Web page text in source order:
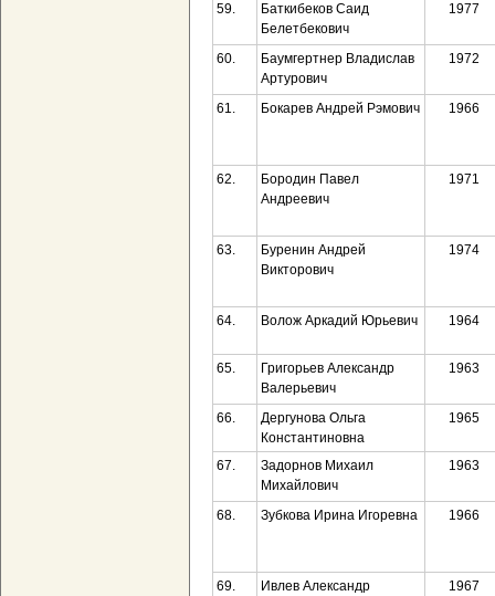
59.
Баткибеков Саид
Белетбекович
1977
60.
Баумгертнер Владислав
Артурович
1972
61. Бокарев Андрей Рэмович 1966
62.
Бородин Павел
Андреевич
1971
63.
Буренин Андрей
Викторович
1974
64. Волож Аркадий Юрьевич 1964
65.
Григорьев Александр
Валерьевич
1963
66.
Дергунова Ольга
Константиновна
1965
67.
Задорнов Михаил
Михайлович
1963
68. Зубкова Ирина Игоревна 1966
69.
Ивлев Александр
1967